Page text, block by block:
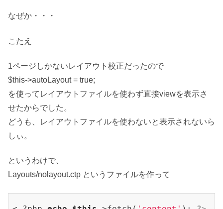
なぜか・・・
こたえ
1ページしかないレイアウト校正だったので
$this->autoLayout = true;
を使ってレイアウトファイルを使わず直接viewを表示さ
せたからでした。
どうも、レイアウトファイルを使わないと表示されないら
しぃ。
というわけで、
Layouts/nolayout.ctp というファイルを作って